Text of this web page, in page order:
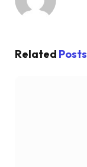
Related Posts